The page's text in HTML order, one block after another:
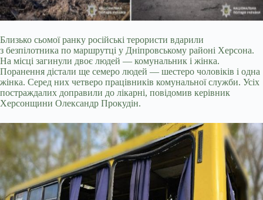
Близько сьомої ранку російські терористи вдарили
з безпілотника по маршрутці у Дніпровському районі Херсона.
На місці загинули двоє людей — комунальник і жінка.
Поранення дістали ще семеро людей — шестеро чоловіків і одна
жінка. Серед них четверо працівників комунальної служби. Усіх
постраждалих доправили до лікарні, повідомив керівник
Херсонщини Олександр Прокудін.